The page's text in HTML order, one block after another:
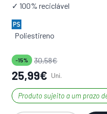
-15% 30,58€
25,99€ Uni.
✓ 100% reciclável
Poliestireno
Produto sujeito a um prazo